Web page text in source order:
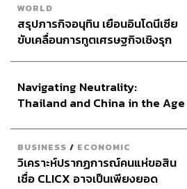
WORLD
สรุปภารกิจอนุทิน เยือนอินโดนีเซีย
ขับเคลื่อนการทูตเศรษฐกิจเชิงรุก
Navigating Neutrality:
Thailand and China in the Age
BUSINESS / ECONOMIC
วิเคราะห์ปรากฏการณ์คนแห่ขอสิน
เชื่อ CLICX อาจเป็นเพียงยอด